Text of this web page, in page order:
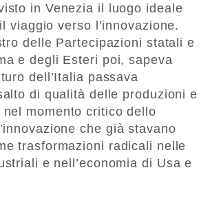
in Venezia il luogo ideale
viaggio verso l’innovazione.
delle Partecipazioni statali e
e degli Esteri poi, sapeva
dell’Italia passava
di qualità delle produzioni e
nel momento critico dello
che già stavano
trasformazioni radicali nelle
e nell’economia di Usa e